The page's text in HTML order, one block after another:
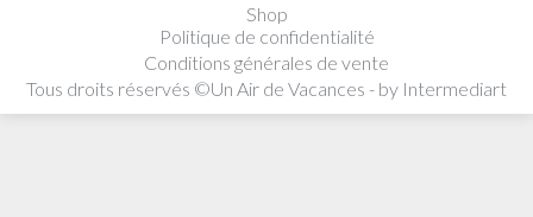
Shop
Politique de confidentialité
Conditions générales de vente
Tous droits réservés ©Un Air de Vacances - by Intermediart